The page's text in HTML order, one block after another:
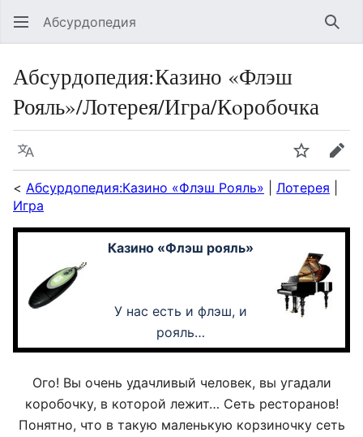
Абсурдопедия
Абсурдопедия:Казино «Флэш
Рояль»/Лотерея/Игра/Кoробочка
Язык
< Абсурдопедия:Казино «Флэш Рояль» Лотерея
Игра
Казино «Флэш рояль»
У нас есть и флэш, и
рояль…
Ого! Вы очень удачливый человек, вы угадали
коробочку, в которой лежит… Сеть ресторанов!
Понятно, что в такую маленькую корзиночку сеть